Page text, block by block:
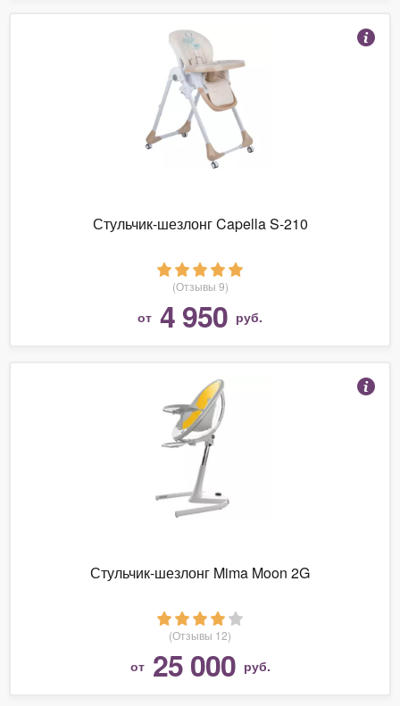
Стульчик-шезлонг Capella S-210
(Отзывы 9)
от 4 950 руб.
Стульчик-шезлонг Mima Moon 2G
(Отзывы 12)
от 25 000 руб.